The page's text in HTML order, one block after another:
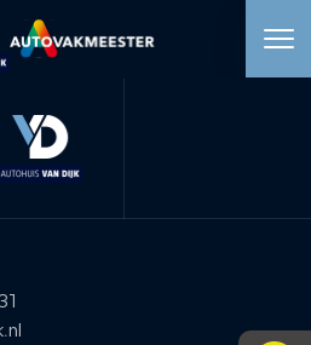
HOME
DIENSTEN